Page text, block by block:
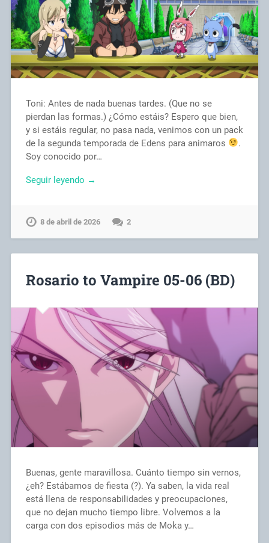
Toni: Antes de nada buenas tardes. (Que no se
pierdan las formas.) ¿Cómo estáis? Espero que bien,
y si estáis regular, no pasa nada, venimos con un pack
de la segunda temporada de Edens para animaros
.
Soy conocido por…
Seguir leyendo →
8 de abril de 2026 2
Rosario to Vampire 05-06 (BD)
Buenas, gente maravillosa. Cuánto tiempo sin vernos,
¿eh? Estábamos de fiesta (?). Ya saben, la vida real
está llena de responsabilidades y preocupaciones,
que no dejan mucho tiempo libre. Volvemos a la
carga con dos episodios más de Moka y…